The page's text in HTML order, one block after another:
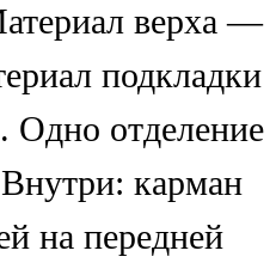
верха —
подкладки
Одно отделение
карман
на передней